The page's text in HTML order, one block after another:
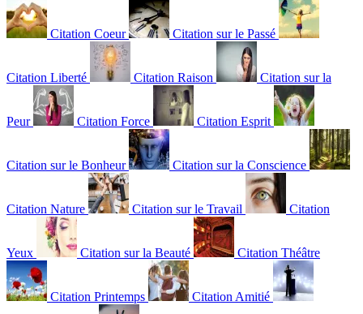
Citation Coeur Citation sur le Passé
Citation Liberté Citation Raison Citation sur la
Peur Citation Force Citation Esprit
Citation sur le Bonheur Citation sur la Conscience
Citation Nature Citation sur le Travail Citation
Yeux Citation sur la Beauté Citation Théâtre
Citation Printemps Citation Amitié